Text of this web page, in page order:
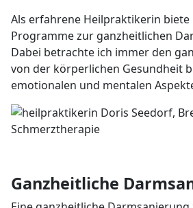
Als erfahrene Heilpraktikerin
Programme zur ganzheitlichen
Dabei betrachte ich immer den
von der körperlichen Gesundheit
emotionalen und mentalen
Ganzheitliche